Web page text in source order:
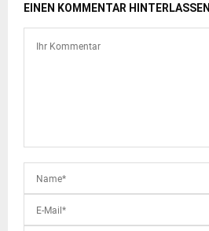
EINEN KOMMENTAR HINTERLASSEN